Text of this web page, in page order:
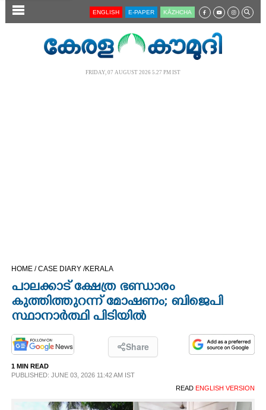
SECTIONS
OPINION
PHOTOS
LIFESTYLE
ENGLISH E-PAPER KĀZHCHA
FRIDAY, 07 AUGUST 2026 5.27 PM IST
HOME /CASE DIARY /KERALA
പാലക്കാട് ക്ഷേത്ര ഭണ്ഡാരം
കുത്തിത്തുറന്ന് മോഷണം; ബിജെപി
സ്ഥാനാർത്ഥി പിടിയിൽ
Share
1 MIN READ
PUBLISHED: JUNE 03, 2026 11:42 AM IST
READ ENGLISH VERSION